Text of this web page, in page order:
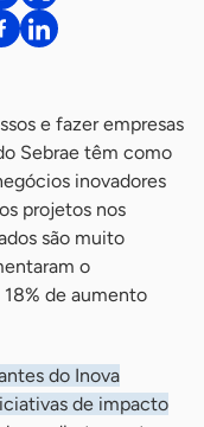
e fazer empresas
Sebrae têm como
inovadores
projetos nos
são muito
o
de aumento
do Inova
de impacto